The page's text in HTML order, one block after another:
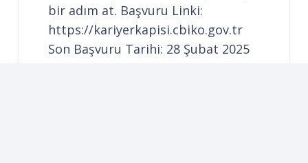
bir adım at. Başvuru Linki:
https://kariyerkapisi.cbiko.gov.tr
Son Başvuru Tarihi: 28 Şubat 2025